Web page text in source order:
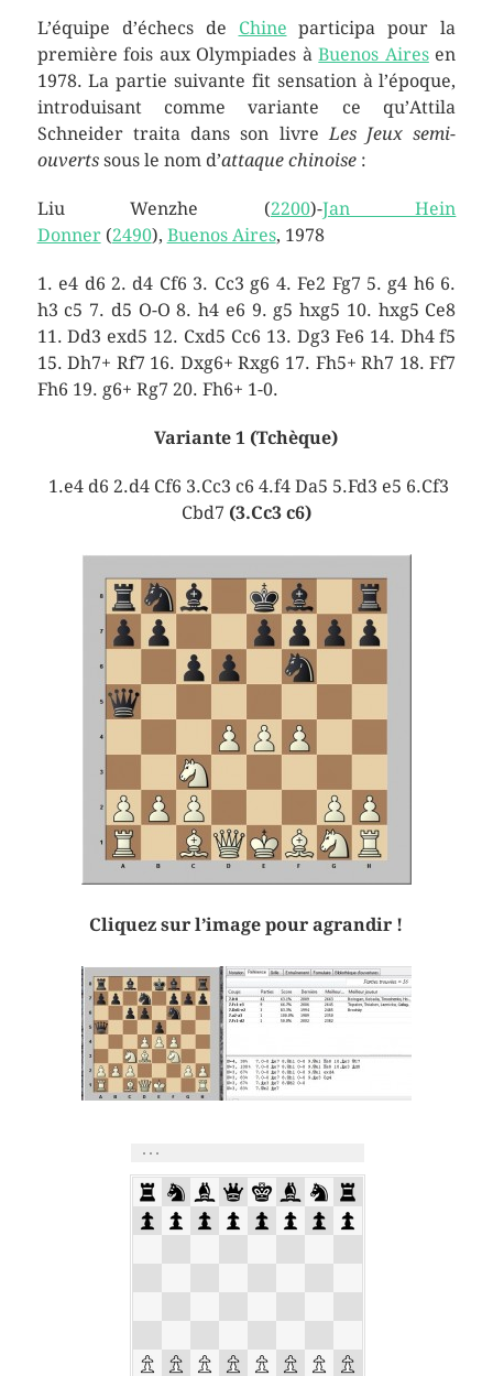
L’équipe d’échecs de Chine participa pour la
première fois aux Olympiades àBuenos Airesen
1978. La partie suivante fit sensation à l’époque,
introduisant comme variante ce qu’Attila
Schneider traita dans son livreLes Jeux semi-
ouvertssous le nom d’attaque chinoise:
Liu Wenzhe (2200)-Jan Hein
Donner(2490), Buenos Aires, 1978
1. e4 d6 2. d4 Cf6 3. Cc3 g6 4. Fe2 Fg7 5. g4 h6 6.
h3 c5 7. d5 O-O 8. h4 e6 9. g5 hxg5 10. hxg5 Ce8
11. Dd3 exd5 12. Cxd5 Cc6 13. Dg3 Fe6 14. Dh4 f5
15. Dh7+ Rf7 16. Dxg6+ Rxg6 17. Fh5+ Rh7 18. Ff7
Fh6 19. g6+ Rg7 20. Fh6+ 1-0.
Variante 1 (Tchèque)
1.e4 d6 2.d4 Cf6 3.Cc3 c6 4.f4 Da5 5.Fd3 e5 6.Cf3
Cbd7 (3.Cc3 c6)
Cliquez sur l’image pour agrandir !